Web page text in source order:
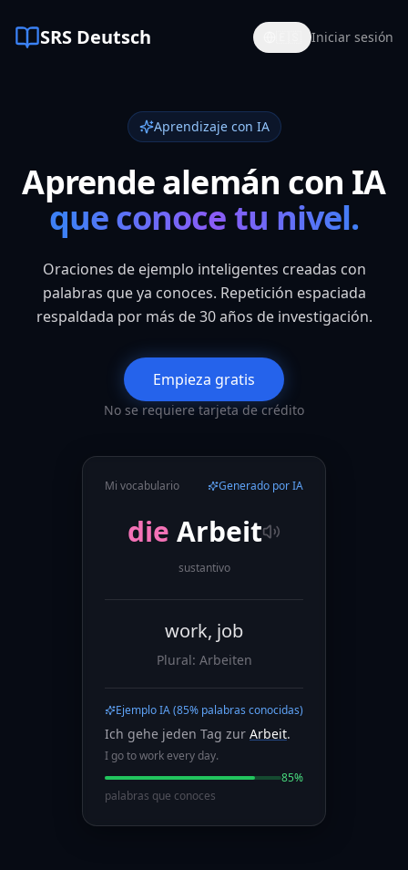
SRS Deutsch Iniciar sesión
Aprendizaje con IA
Aprende alemán con IA
que conoce tu nivel.
Oraciones de ejemplo inteligentes creadas con
palabras que ya conoces. Repetición espaciada
respaldada por más de 30 años de investigación.
Empieza gratis
No se requiere tarjeta de crédito
Mi vocabulario Generado por IA
die Arbeit
sustantivo
work, job
Plural: Arbeiten
Ejemplo IA (85% palabras conocidas)
Ich gehe jeden Tag zur Arbeit.
I go to work every day.
85%
palabras que conoces